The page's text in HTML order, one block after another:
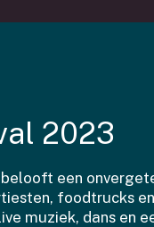
2023
een
foodtrucks
muziek, dans en